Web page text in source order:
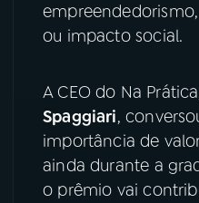
Instagram
ou impacto social.
A CEO do Na
Spaggiari,
importância de
ainda durante a
o prêmio vai